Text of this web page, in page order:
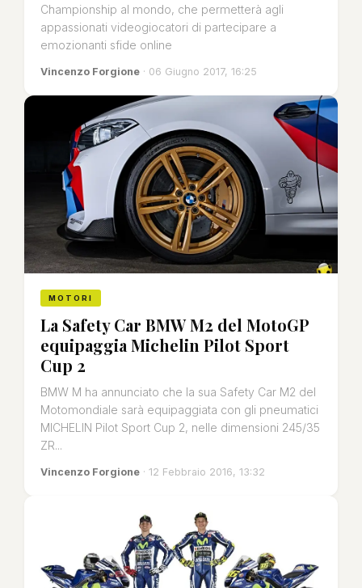
Championship al mondo, che permetterà agli
appassionati videogiocatori di partecipare a
emozionanti sfide online
Vincenzo Forgione · 06 Giugno 2017, 16:25
MOTORI
La Safety Car BMW M2 del MotoGP
equipaggia Michelin Pilot Sport
Cup 2
BMW M ha annunciato che la sua Safety Car M2 del
Motomondiale sarà equipaggiata con gli pneumatici
MICHELIN Pilot Sport Cup 2, nelle dimensioni 245/35
ZR...
Vincenzo Forgione · 12 Febbraio 2016, 13:32